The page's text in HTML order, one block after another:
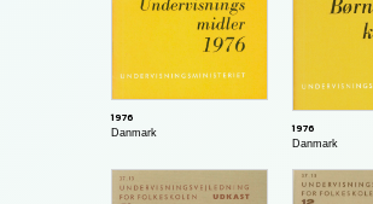
1976
Danmark 1976
Danmark